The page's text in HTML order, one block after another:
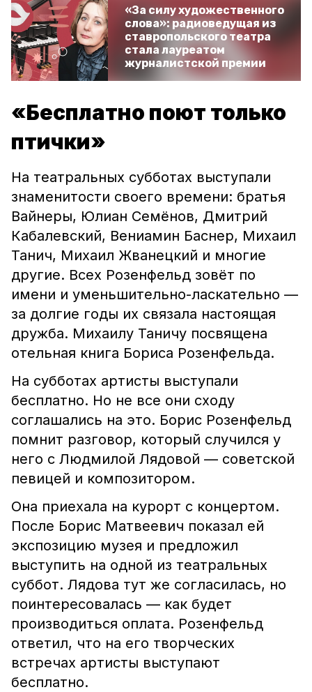
«За силу художественного
слова»: радиоведущая из
ставропольского театра
стала лауреатом
журналистской премии
«Бесплатно поют только
птички»
На театральных субботах выступали
знаменитости своего времени: братья
Вайнеры, Юлиан Семёнов, Дмитрий
Кабалевский, Вениамин Баснер, Михаил
Танич, Михаил Жванецкий и многие
другие. Всех Розенфельд зовёт по
имени и уменьшительно-ласкательно —
за долгие годы их связала настоящая
дружба. Михаилу Таничу посвящена
отельная книга Бориса Розенфельда.
На субботах артисты выступали
бесплатно. Но не все они сходу
соглашались на это. Борис Розенфельд
помнит разговор, который случился у
него с Людмилой Лядовой — советской
певицей и композитором.
Она приехала на курорт с концертом.
После Борис Матвеевич показал ей
экспозицию музея и предложил
выступить на одной из театральных
суббот. Лядова тут же согласилась, но
поинтересовалась — как будет
производиться оплата. Розенфельд
ответил, что на его творческих
встречах артисты выступают
бесплатно.